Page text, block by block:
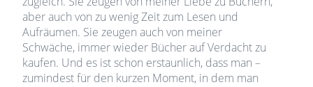
aber auch von zu wenig Zeit zum Lesen und
Aufräumen. Sie zeugen auch von meiner
Schwäche, immer wieder Bücher auf Verdacht zu
kaufen. Und es ist schon erstaunlich, dass man –
zumindest für den kurzen Moment, in dem man